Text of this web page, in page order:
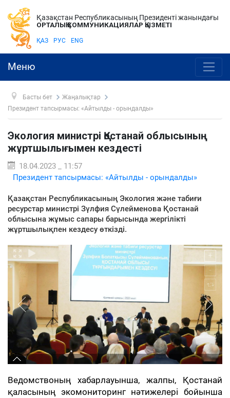
Қазақстан Республикасының Президенті жанындағы
ОРТАЛЫҚ КОММУНИКАЦИЯЛАР ҚЫЗМЕТІ
ҚАЗ РУС ENG
Меню
Басты бет
Жаңалықтар
Президент тапсырмасы: «Айтылды - орындалды»
Экология министрі Қостанай облысының
жұртшылығымен кездесті
18.04.2023 _ 11:57
Президент тапсырмасы: «Айтылды - орындалды»
Қазақстан Республикасының Экология және табиғи
ресурстар министрі Зүлфия Сүлейменова Қостанай
облысына жұмыс сапары барысында жергілікті
жұртшылықпен кездесу өткізді.
Ведомствоның хабарлауынша, жалпы, Қостанай
қаласының экомониторинг нәтижелері бойынша